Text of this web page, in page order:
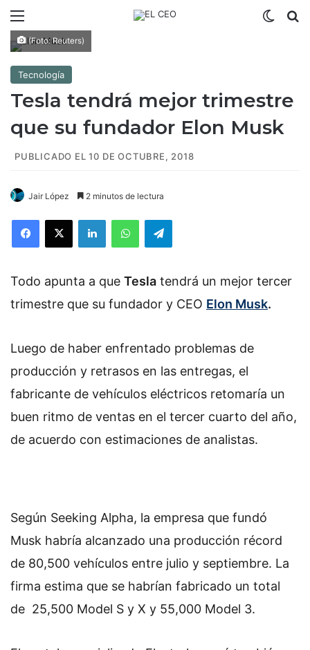
(Foto: Reuters)
Tecnología
Tesla tendrá mejor trimestre
que su fundador Elon Musk
PUBLICADO EL 10 DE OCTUBRE, 2018
Jair López 2 minutos de lectura
Todo apunta a que Tesla tendrá un mejor tercer
trimestre que su fundador y CEO Elon Musk.
Luego de haber enfrentado problemas de
producción y retrasos en las entregas, el
fabricante de vehículos eléctricos retomaría un
buen ritmo de ventas en el tercer cuarto del año,
de acuerdo con estimaciones de analistas.
Según Seeking Alpha, la empresa que fundó
Musk habría alcanzado una producción récord
de 80,500 vehículos entre julio y septiembre. La
firma estima que se habrían fabricado un total
de 25,500 Model S y X y 55,000 Model 3.